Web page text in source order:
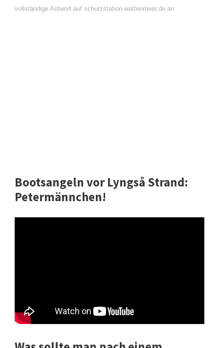
vollständige Antwort auf schutzstation-wattenmeer.de an
Bootsangeln vor Lyngså Strand:
Petermännchen!